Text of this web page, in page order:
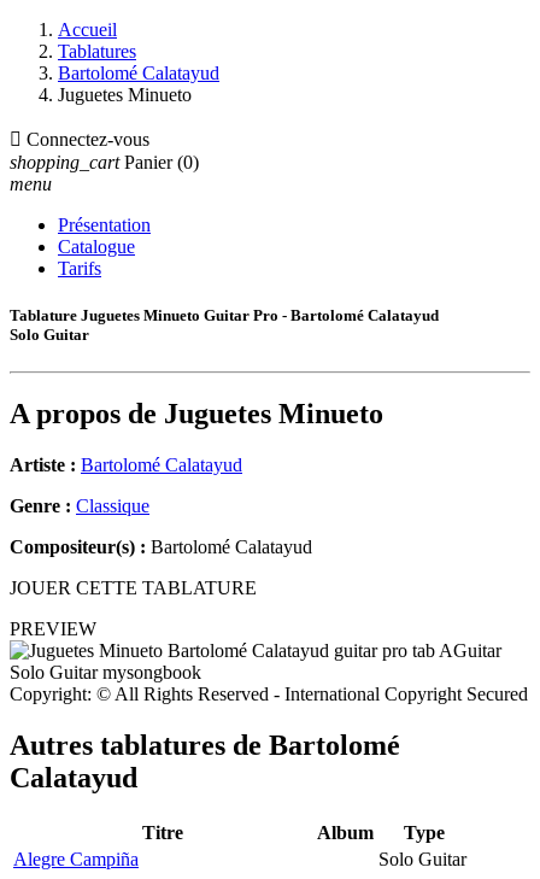
Accueil
Tablatures
Bartolomé Calatayud
Juguetes Minueto
 Connectez-vous
shopping_cart Panier (0)
menu
Présentation
Catalogue
Tarifs
Tablature Juguetes Minueto Guitar Pro - Bartolomé Calatayud
Solo Guitar
A propos de Juguetes Minueto
Artiste : Bartolomé Calatayud
Genre : Classique
Compositeur(s) : Bartolomé Calatayud
JOUER CETTE TABLATURE
PREVIEW
Copyright: © All Rights Reserved - International Copyright Secured
Autres tablatures de Bartolomé
Calatayud
Titre Album
Type
Alegre Campiña
Solo Guitar